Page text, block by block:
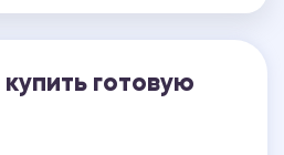
готовую